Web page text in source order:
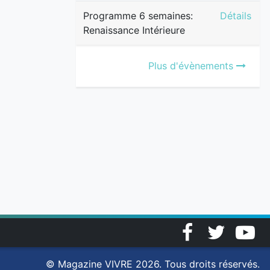
Programme 6 semaines:
Renaissance Intérieure
Détails
Plus d'évènements
FacebookTwitter
© Magazine VIVRE 2026. Tous droits réservés.